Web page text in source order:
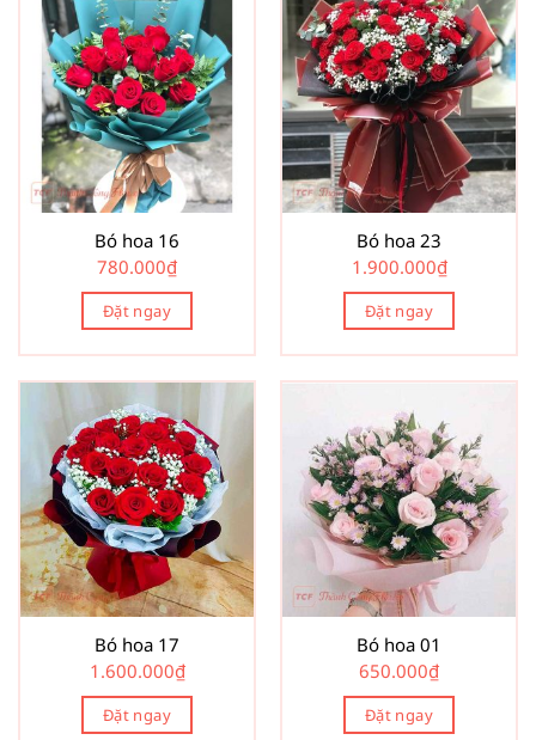
Bó hoa 16
780.000₫
Đặt ngay
Bó hoa 23
1.900.000₫
Đặt ngay
Bó hoa 17
1.600.000₫
Đặt ngay
Bó hoa 01
650.000₫
Đặt ngay